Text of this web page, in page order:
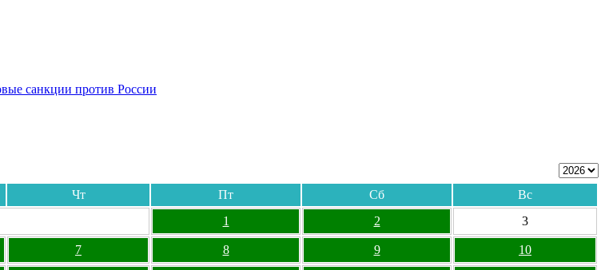
санкции против России
Чт Пт Сб
Вс
1
2 3
7 8 9 10